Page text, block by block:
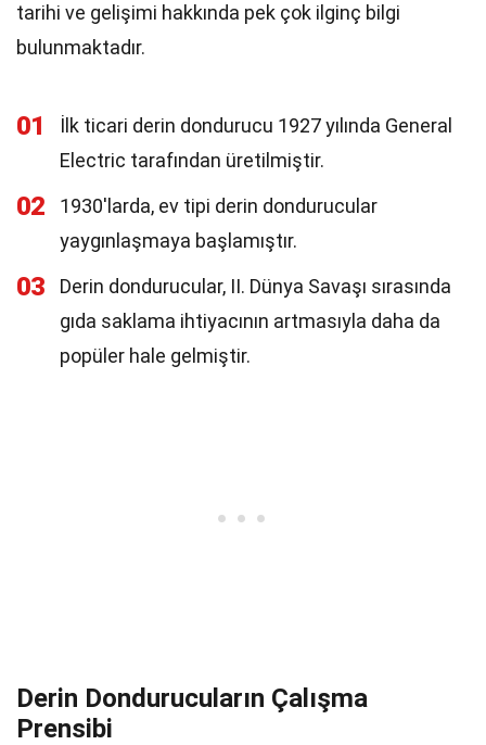
tarihi ve gelişimi hakkında pek çok ilginç bilgi
bulunmaktadır.
01
İlk ticari derin dondurucu 1927 yılında General
Electric tarafından üretilmiştir.
02
1930'larda, ev tipi derin dondurucular
yaygınlaşmaya başlamıştır.
03
Derin dondurucular, II. Dünya Savaşı sırasında
gıda saklama ihtiyacının artmasıyla daha da
popüler hale gelmiştir.
Derin Dondurucuların Çalışma
Prensibi